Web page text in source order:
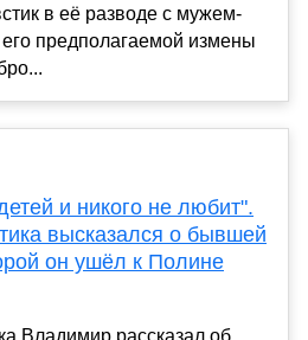
в её разводе с мужем-
предполагаемой измены
и никого не любит".
высказался о бывшей
он ушёл к Полине
Владимир рассказал об